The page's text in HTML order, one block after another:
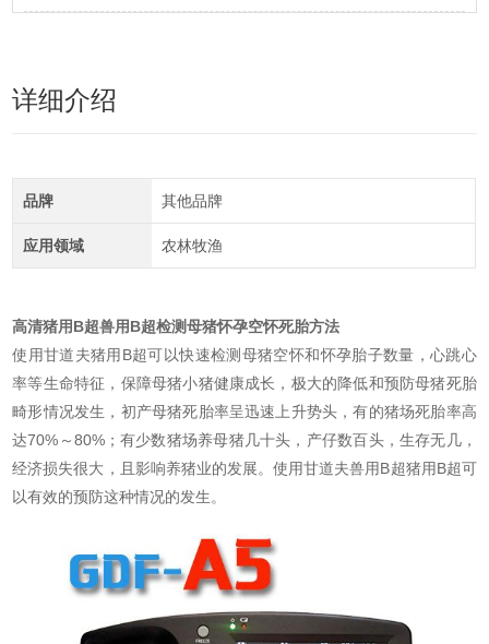
详细介绍
品牌 其他品牌
应用领域 农林牧渔
高清猪用B超兽用B超检测母猪怀孕空怀死胎方法
使用甘道夫猪用B超可以快速检测母猪空怀和怀孕胎子数量，心跳心
率等生命特征，保障母猪小猪健康成长，极大的降低和预防母猪死胎
畸形情况发生，初产母猪死胎率呈迅速上升势头，有的猪场死胎率高
达70%～80%；有少数猪场养母猪几十头，产仔数百头，生存无几，
经济损失很大，且影响养猪业的发展。使用甘道夫兽用B超猪用B超可
以有效的预防这种情况的发生。